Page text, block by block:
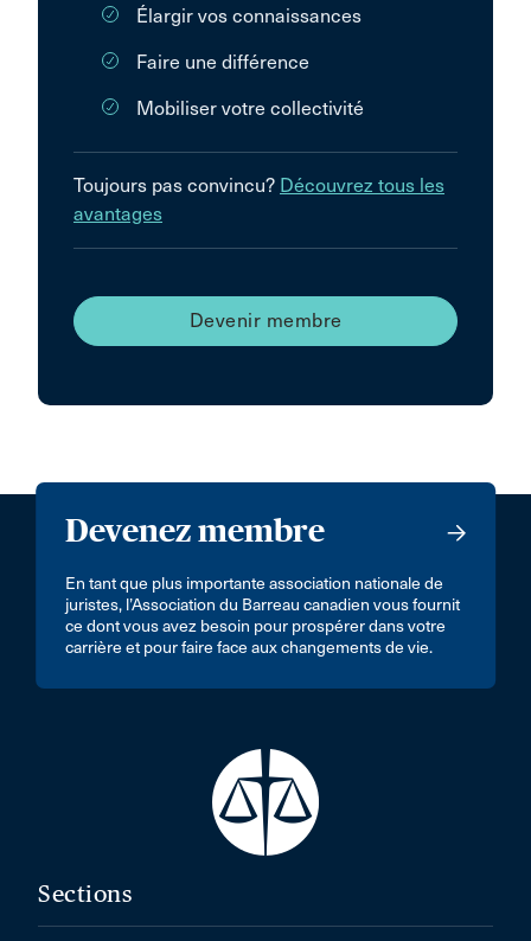
Élargir vos connaissances
Faire une différence
Mobiliser votre collectivité
Toujours pas convincu? Découvrez tous les
avantages
Devenir membre
Devenez membre
En tant que plus importante association nationale de
juristes, l’Association du Barreau canadien vous fournit
ce dont vous avez besoin pour prospérer dans votre
carrière et pour faire face aux changements de vie.
Sections